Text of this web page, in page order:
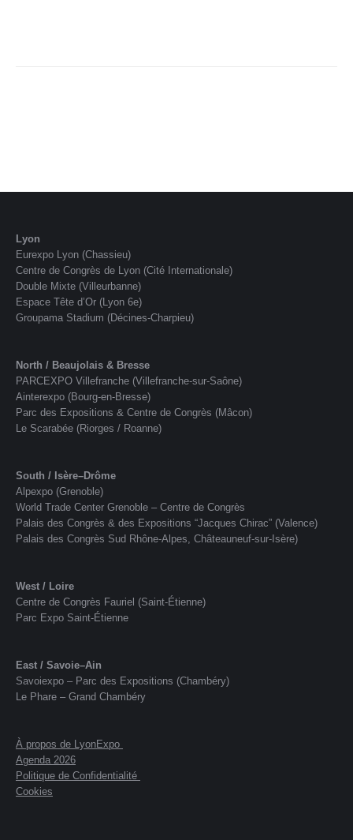
Lyon
Eurexpo Lyon (Chassieu)
Centre de Congrès de Lyon (Cité Internationale)
Double Mixte (Villeurbanne)
Espace Tête d’Or (Lyon 6e)
Groupama Stadium (Décines-Charpieu)
North / Beaujolais & Bresse
PARCEXPO Villefranche (Villefranche-sur-Saône)
Ainterexpo (Bourg-en-Bresse)
Parc des Expositions & Centre de Congrès (Mâcon)
Le Scarabée (Riorges / Roanne)
South / Isère–Drôme
Alpexpo (Grenoble)
World Trade Center Grenoble – Centre de Congrès
Palais des Congrès & des Expositions “Jacques Chirac” (Valence)
Palais des Congrès Sud Rhône-Alpes, Châteauneuf-sur-Isère)
West / Loire
Centre de Congrès Fauriel (Saint-Étienne)
Parc Expo Saint-Étienne
East / Savoie–Ain
Savoiexpo – Parc des Expositions (Chambéry)
Le Phare – Grand Chambéry
À propos de LyonExpo
Agenda 2026
Politique de Confidentialité
Cookies